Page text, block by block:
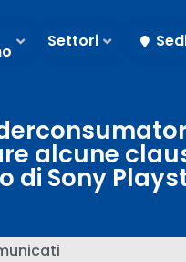
Settori
alcune
di Sony